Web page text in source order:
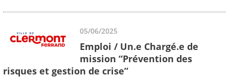
05/06/2025
Emploi / Un.e Chargé.e de
mission “Prévention des
risques et gestion de crise”